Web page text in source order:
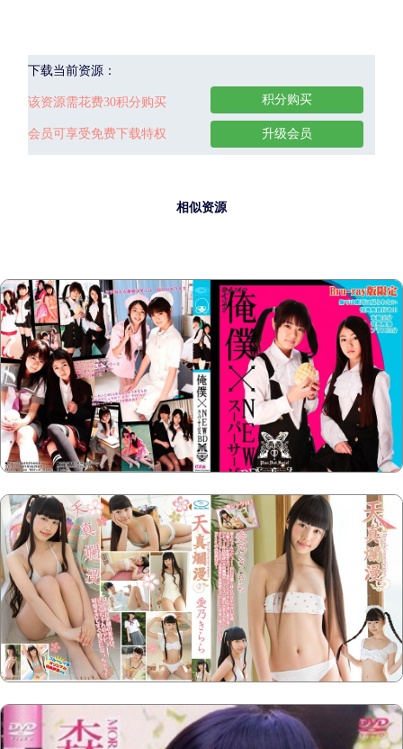
下载当前资源：
该资源需花费30积分购买
会员可享受免费下载特权
积分购买
升级会员
相似资源